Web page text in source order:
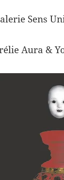
Sens
Aura &